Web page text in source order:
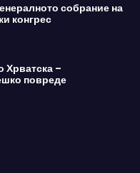
собрание на
конгрес
Хрватска –
повреде